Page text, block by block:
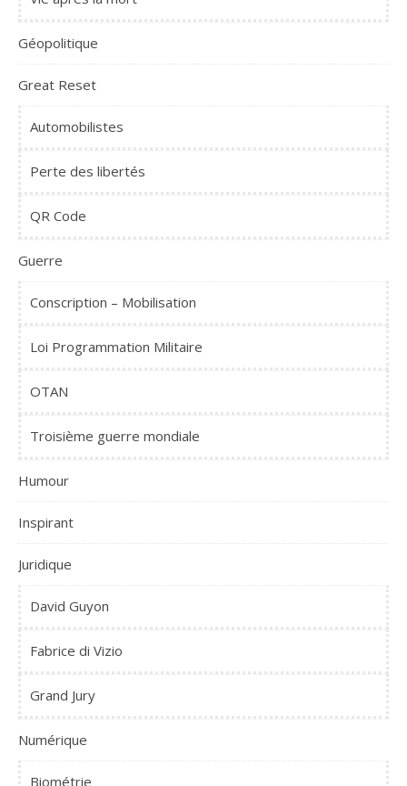
Géopolitique
Great Reset
Automobilistes
Perte des libertés
QR Code
Guerre
Conscription – Mobilisation
Loi Programmation Militaire
OTAN
Troisième guerre mondiale
Humour
Inspirant
Juridique
David Guyon
Fabrice di Vizio
Grand Jury
Numérique
Biométrie